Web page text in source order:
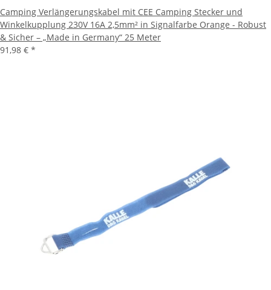
Camping Verlängerungskabel mit CEE Camping Stecker und
Winkelkupplung 230V 16A 2,5mm² in Signalfarbe Orange - Robust
& Sicher – „Made in Germany“ 25 Meter
91,98 € *